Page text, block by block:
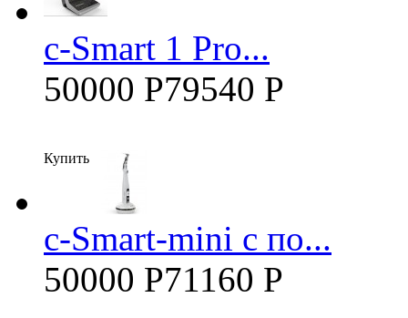
c-Smart 1 Pro...
50000 Р79540 Р
Купить
c-Smart-mini с по...
50000 Р71160 Р